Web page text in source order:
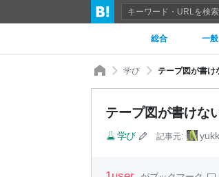
総合 一般
学び テープ図が書け
テープ図が書けな
学び 記事元: